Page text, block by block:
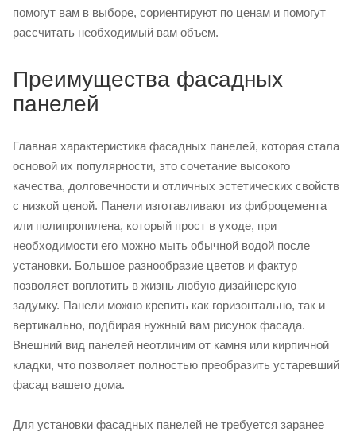
помогут вам в выборе, сориентируют по ценам и помогут
рассчитать необходимый вам объем.
Преимущества фасадных
панелей
Главная характеристика фасадных панелей, которая стала
основой их популярности, это сочетание высокого
качества, долговечности и отличных эстетических свойств
с низкой ценой. Панели изготавливают из фиброцемента
или полипропилена, который прост в уходе, при
необходимости его можно мыть обычной водой после
установки. Большое разнообразие цветов и фактур
позволяет воплотить в жизнь любую дизайнерскую
задумку. Панели можно крепить как горизонтально, так и
вертикально, подбирая нужный вам рисунок фасада.
Внешний вид панелей неотличим от камня или кирпичной
кладки, что позволяет полностью преобразить устаревший
фасад вашего дома.
Для установки фасадных панелей не требуется заранее